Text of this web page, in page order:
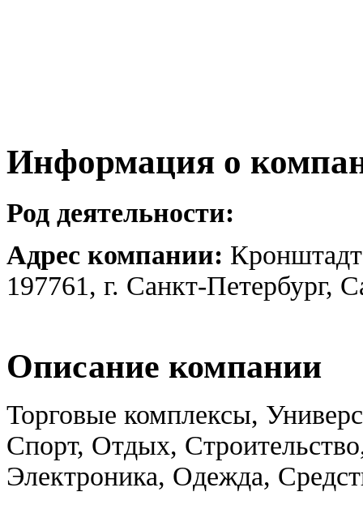
Информация о
Род деятельности:
Адрес компании:
197761, г. Санкт-Петербург,
Описание компании
Торговые комплексы,
Спорт, Отдых,
Электроника, Одежда,